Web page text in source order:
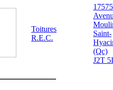
Toitures
R.E.C.
17575
Saint-
(Qc)
J2T